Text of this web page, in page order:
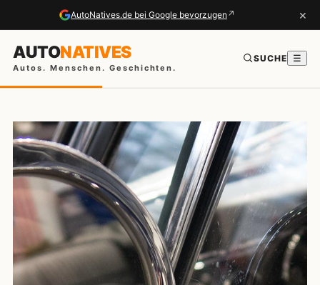
AutoNatives.de bei Google bevorzugen ↗ ×
AUTONATIVES
Autos. Menschen. Geschichten.
SUCHE ☰